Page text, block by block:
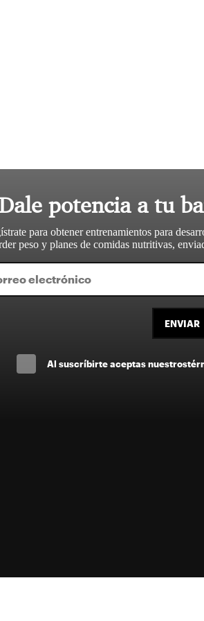
Dale potencia a tu
para obtener entrenamientos para
peso y planes de comidas nutritivas,
ENVIAR
Al suscríbirte aceptas nuestros